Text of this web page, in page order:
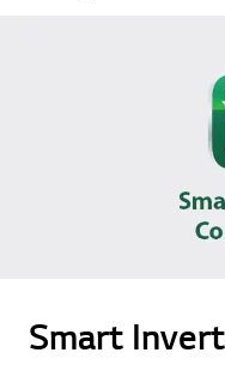
Smart